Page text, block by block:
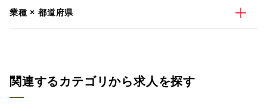
業種 × 都道府県
関連するカテゴリから求人を探す